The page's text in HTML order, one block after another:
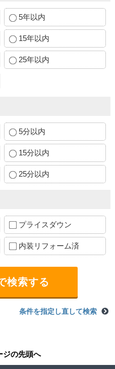
5年以内
15年以内
25年以内
5分以内
15分以内
25分以内
プライスダウン
内装リフォーム済
条件を指定し直して検索
ジの先頭へ